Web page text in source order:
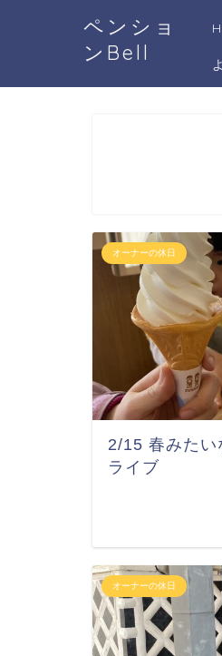
ペンショ
ンBell
オーナーの休日
2/15 春みたい
ライブ
オーナーの休日